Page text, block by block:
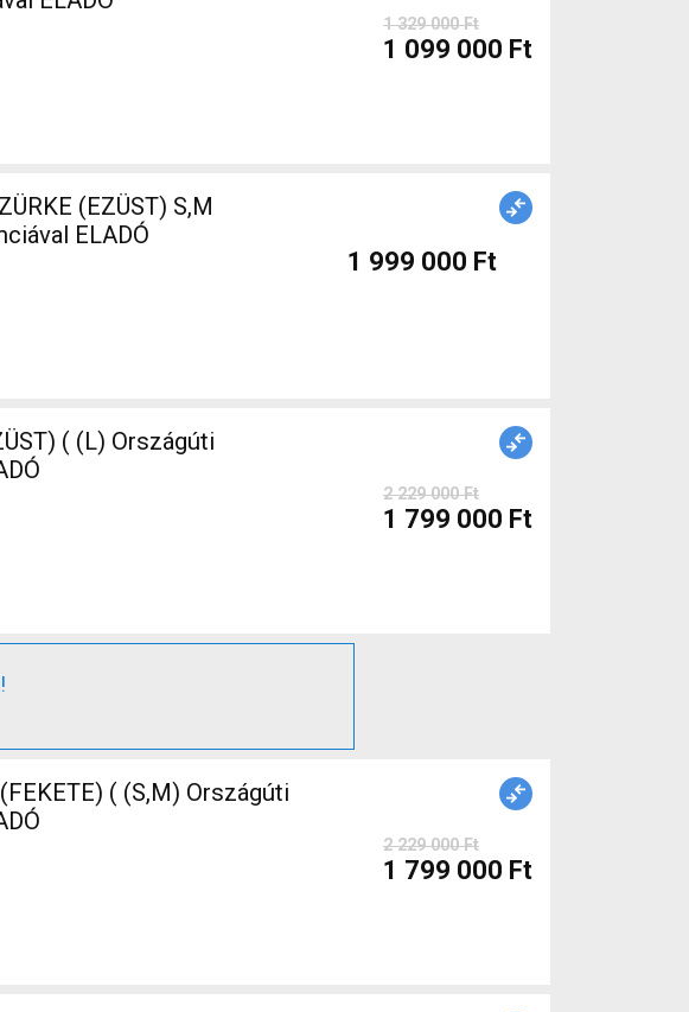
1 329 000 Ft
1 099 000 Ft
(EZÜST) S,M
ELADÓ
1 999 000 Ft
( (L) Országúti
2 229 000 Ft
1 799 000 Ft
( (S,M) Országúti
2 229 000 Ft
1 799 000 Ft